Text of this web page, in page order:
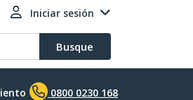
Iniciar sesión
Busque
0800 0230 168